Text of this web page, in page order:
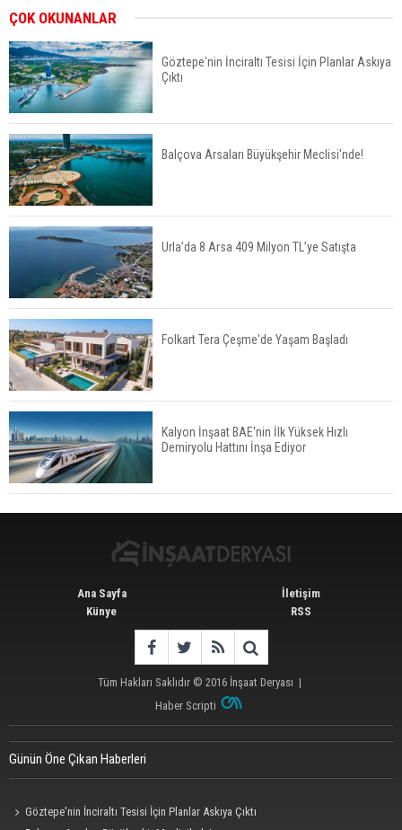
TOKİ 51 İlde 540 Konut ve İş Yerini Satışa
Sunuyor
Öne Çıkıyor
TOKİ'nin Kiralık Sosyal Konut Modeli Kiraları
Düşürür Mü?
İkinci El Konut Fiyatları İspanya'da Bir Yılda
Yüzde 16,2 Arttı
Konut Satışları Güçlü Seyrini Korudu Yabancıya
ÇOK OKUNANLAR
Göztepe'nin İnciraltı Tesisi İçin Planlar Askıya
Çıktı
Balçova Arsaları Büyükşehir Meclisi'nde!
Urla’da 8 Arsa 409 Milyon TL’ye Satışta
Folkart Tera Çeşme'de Yaşam Başladı
Kalyon İnşaat BAE'nin İlk Yüksek Hızlı
Demiryolu Hattını İnşa Ediyor
Ana Sayfa
Künye
İletişim
RSS
Tüm Hakları Saklıdır © 2016 İnşaat Deryası |
Haber Scripti
Günün Öne Çıkan Haberleri
Göztepe'nin İnciraltı Tesisi İçin Planlar Askıya Çıktı